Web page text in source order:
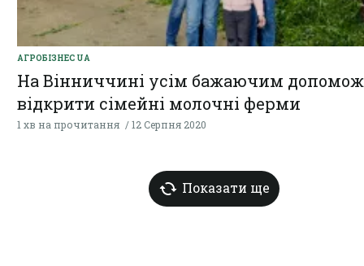
АГРОБІЗНЕС UA
На Вінниччині усім бажаючим
відкрити сімейні молочні ферми
1 хв на прочитання 12 Серпня 2020
Показати ще